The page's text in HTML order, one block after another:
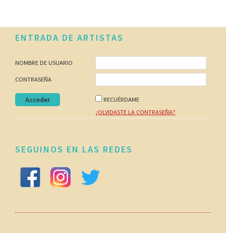
Footer
ENTRADA DE ARTISTAS
NOMBRE DE USUARIO
CONTRASEÑA
RECUÉRDAME
¿OLVIDASTE LA CONTRASEÑA?
SEGUINOS EN LAS REDES